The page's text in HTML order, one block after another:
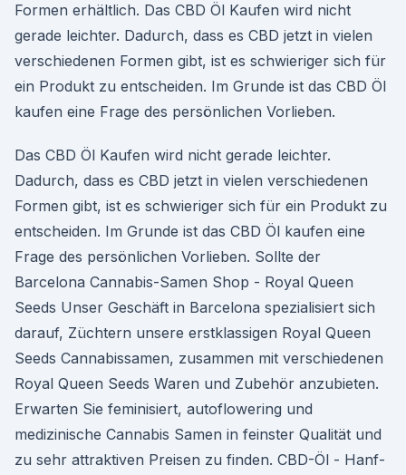
Formen erhältlich. Das CBD Öl Kaufen wird nicht
gerade leichter. Dadurch, dass es CBD jetzt in vielen
verschiedenen Formen gibt, ist es schwieriger sich für
ein Produkt zu entscheiden. Im Grunde ist das CBD Öl
kaufen eine Frage des persönlichen Vorlieben.
Das CBD Öl Kaufen wird nicht gerade leichter.
Dadurch, dass es CBD jetzt in vielen verschiedenen
Formen gibt, ist es schwieriger sich für ein Produkt zu
entscheiden. Im Grunde ist das CBD Öl kaufen eine
Frage des persönlichen Vorlieben. Sollte der
Barcelona Cannabis-Samen Shop - Royal Queen
Seeds Unser Geschäft in Barcelona spezialisiert sich
darauf, Züchtern unsere erstklassigen Royal Queen
Seeds Cannabissamen, zusammen mit verschiedenen
Royal Queen Seeds Waren und Zubehör anzubieten.
Erwarten Sie feminisiert, autoflowering und
medizinische Cannabis Samen in feinster Qualität und
zu sehr attraktiven Preisen zu finden. CBD-Öl - Hanf-